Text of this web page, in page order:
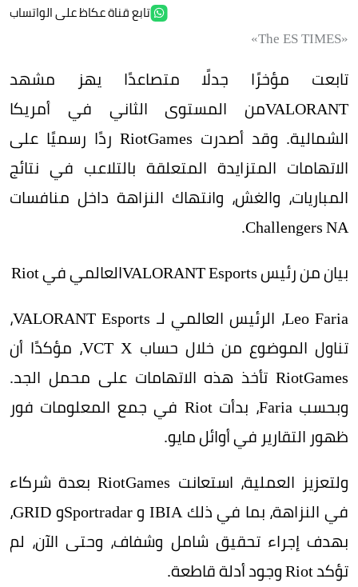
تابع قناة عكاظ على الواتساب
«The ES TIMES»
تابعت مؤخرًا جدلًا متصاعدًا يهز مشهد
VALORANTمن المستوى الثاني في أمريكا
الشمالية. وقد أصدرت RiotGames ردًا رسميًا على
الاتهامات المتزايدة المتعلقة بالتلاعب في نتائج
المباريات، والغش، وانتهاك النزاهة داخل منافسات
Challengers NA.
بيان من رئيس VALORANT Esportsالعالمي في Riot
Leo Faria، الرئيس العالمي لـ VALORANT Esports،
تناول الموضوع من خلال حساب VCT X، مؤكدًا أن
RiotGames تأخذ هذه الاتهامات على محمل الجد.
وبحسب Faria، بدأت Riot في جمع المعلومات فور
ظهور التقارير في أوائل مايو.
ولتعزيز العملية، استعانت RiotGames بعدة شركاء
في النزاهة، بما في ذلك IBIA و Sportradarو GRID،
بهدف إجراء تحقيق شامل وشفاف، وحتى الآن، لم
تؤكد Riot وجود أدلة قاطعة.